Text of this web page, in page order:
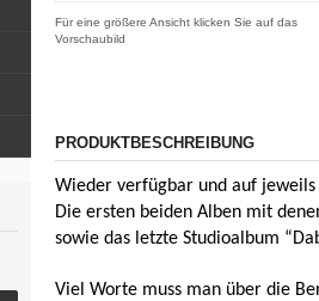
Für eine größere Ansicht klicken Sie auf das
Vorschaubild
PRODUKTBESCHREIBUNG
Wieder verfügbar und auf
Die ersten beiden Alben mit
sowie das letzte Studioalbum
Viel Worte muss man über die